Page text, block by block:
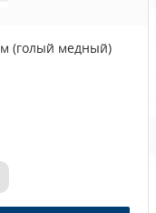
(голый медный)